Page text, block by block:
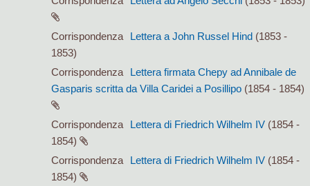
Corrispondenza Lettera a John Russel Hind (1853 -
1853)
Corrispondenza
Lettera firmata Chepy ad Annibale de
Gasparis scritta da Villa Caridei a Posillipo (1854 - 1854)
Corrispondenza Lettera di Friedrich Wilhelm IV (1854 -
1854)
Corrispondenza
Lettera di Friedrich Wilhelm IV (1854 -
1854)